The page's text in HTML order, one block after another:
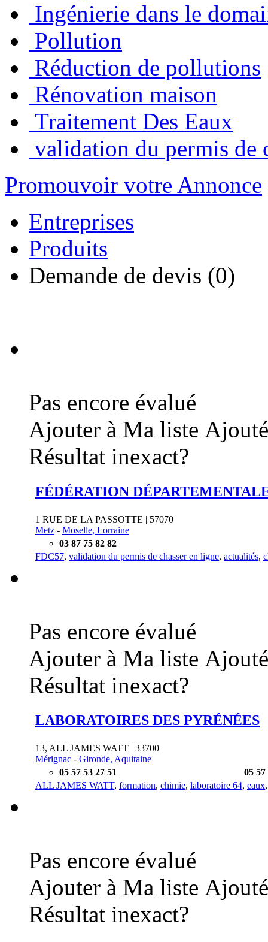
Ingénierie dans le
Pollution
Réduction de pollutions
Rénovation maison
Traitement Des Eaux
validation du permis de
Promouvoir votre Annonce
Entreprises
Produits
Demande de devis (0)
Pas encore évalué
Ajouter à Ma liste
Résultat inexact?
FÉDÉRATION
1 RUE DE LA PASSOTTE | 57070
Metz - Moselle, Lorraine
03 87 75 82 82
FDC57, validation du permis de chasser en ligne, actualités,
Pas encore évalué
Ajouter à Ma liste
Résultat inexact?
LABORATOIRES DES PYRÉNÉES
13, ALL JAMES WATT | 33700
Mérignac - Gironde, Aquitaine
05 57 53 27 51
05 57
ALL JAMES WATT, formation, chimie, laboratoire 64, eaux
Pas encore évalué
Ajouter à Ma liste
Résultat inexact?